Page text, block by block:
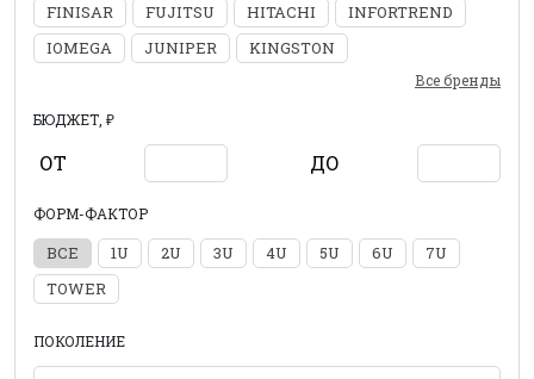
FINISAR
FUJITSU HITACHI
INFORTREND
IOMEGA
JUNIPER KINGSTON
Все бренды
БЮДЖЕТ, ₽
ОТ ДО
ФОРМ-ФАКТОР
ВСЕ 1U 2U 3U 4U 5U 6U
7U
TOWER
ПОКОЛЕНИЕ